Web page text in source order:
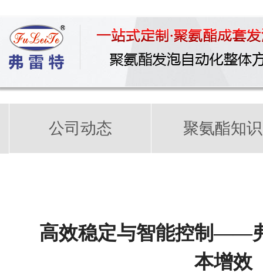
公司动态 聚氨酯知识
高效稳定与智能控制——
本增效